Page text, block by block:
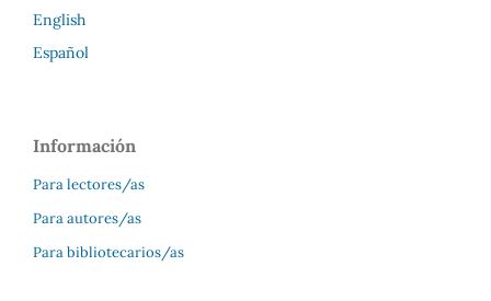
English
Español
Información
Para lectores/as
Para autores/as
Para bibliotecarios/as